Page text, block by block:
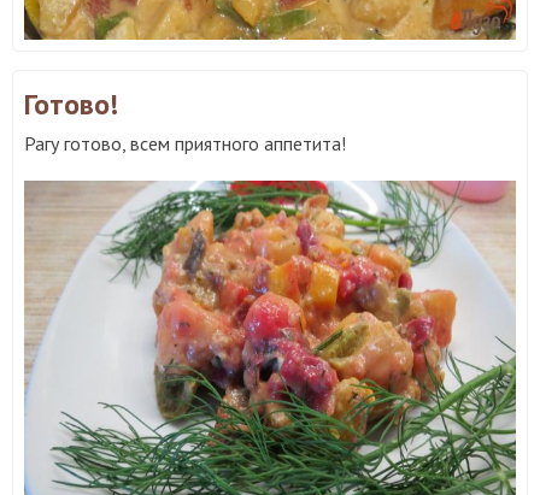
Готово!
Рагу готово, всем приятного аппетита!